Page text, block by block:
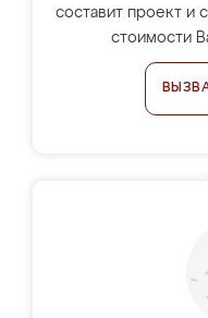
составит проект и
стоимости